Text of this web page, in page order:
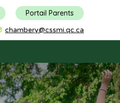
Portail Parents
chambery@cssmi.qc.ca